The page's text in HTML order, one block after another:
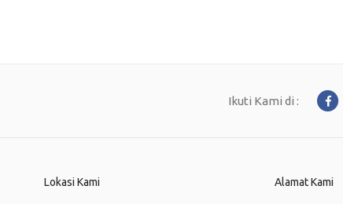
Ikuti Kami di :
Lokasi Kami Alamat Kami